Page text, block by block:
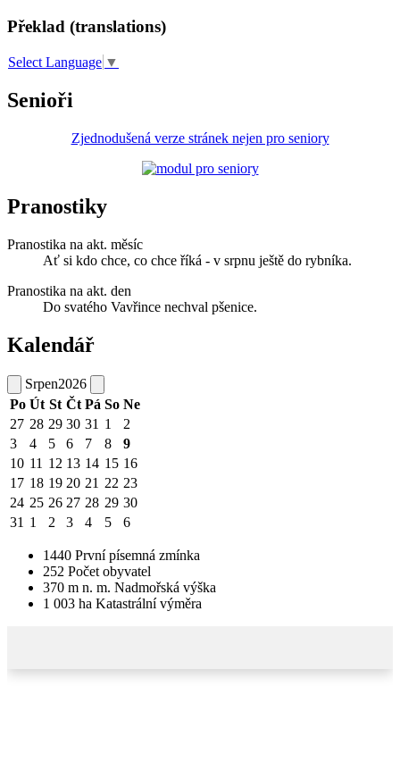
Překlad (translations)
Select Language ▼
Senioři
Zjednodušená verze stránek nejen pro seniory
Pranostiky
Pranostika na akt. měsíc
Ať si kdo chce, co chce říká - v srpnu ještě do rybníka.
Pranostika na akt. den
Do svatého Vavřince nechval pšenice.
Kalendář
Srpen2026
Po Út St Čt Pá So Ne
27 28 29 30 31 1
2
3
4 5 6 7 8
9
10 11 12 13 14 15 16
17 18 19 20 21 22 23
24 25 26 27 28 29 30
31 1 2 3 4 5 6
1440 První písemná zmínka
252 Počet obyvatel
370 m n. m. Nadmořská výška
1 003 ha Katastrální výměra